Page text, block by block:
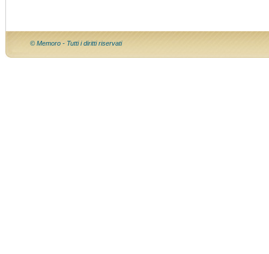
© Memoro - Tutti i diritti riservati